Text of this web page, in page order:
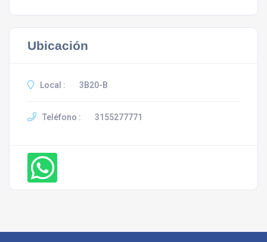
Ubicación
Local : 3B20-B
Teléfono : 3155277771